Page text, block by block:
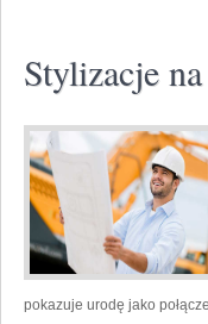
Stylizacje
pokazuje urodę jako